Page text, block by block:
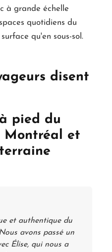
à grande échelle
quotidiens du
qu'en sous-sol.
disent
pied du
Montréal et
et authentique du
avons passé un
Élise, qui nous a